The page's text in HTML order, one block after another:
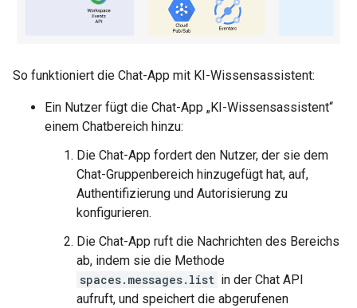
So funktioniert die Chat-App mit KI-Wissensassistent:
Ein Nutzer fügt die Chat-App „KI-Wissensassistent“
einem Chatbereich hinzu:
Die Chat-App fordert den Nutzer, der sie dem
Chat-Gruppenbereich hinzugefügt hat, auf,
Authentifizierung und Autorisierung zu
konfigurieren.
Die Chat-App ruft die Nachrichten des Bereichs
ab, indem sie die Methode
spaces.messages.list in der Chat API
aufruft, und speichert die abgerufenen